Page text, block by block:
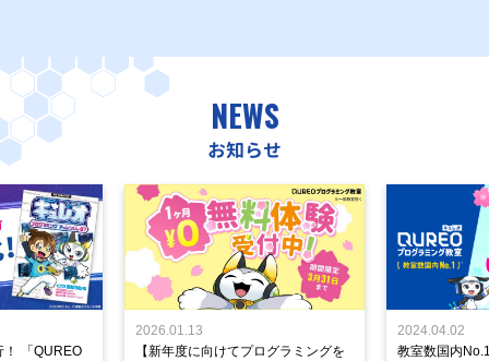
NEWS
お知らせ
！ 「QUREO
2026.01.13
【新年度に向けてプログラミングを
2024.04.02
教室数国内